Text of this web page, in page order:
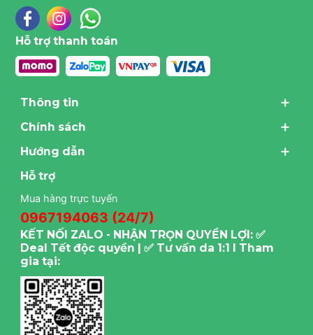
Hỗ trợ thanh toán
Thông tin
Chính sách
Hướng dẫn
Hỗ trợ
Mua hàng trực tuyến
0967194063 (24/7)
KẾT NỐI ZALO - NHẬN TRỌN QUYỀN LỢI: ✅
Deal Tết độc quyền | ✅ Tư vấn da 1:1 I Tham
gia tại: